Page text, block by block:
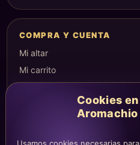
Cookies en
Aromachio
COMPRA Y CUENTA
Mi altar
Mi carrito
Condiciones de compra
Envíos y devoluciones